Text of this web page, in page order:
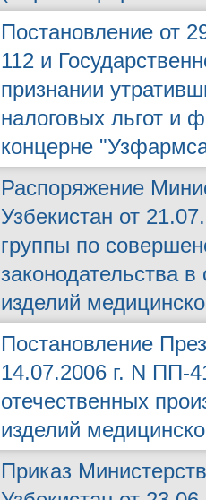
Постановление от
112 и
признании
налоговых льгот и
концерне
Распоряжение
Узбекистан от
группы по
законодательства
изделий
Постановление
14.07.2006 г. N ПП-
отечественных
изделий
Приказ